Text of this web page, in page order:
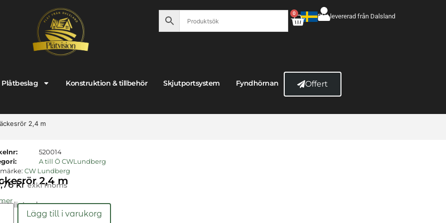
Plåt levererad från Dalsland
0
Plåtbeslag Konstruktion & tillbehör Skjutportsystem Fyndhörnan Offert
2,4 m
520014
A till Ö CWLundberg
CW Lundberg
2,4 m
kr exkl moms
nu!
Lägg till i varukorg